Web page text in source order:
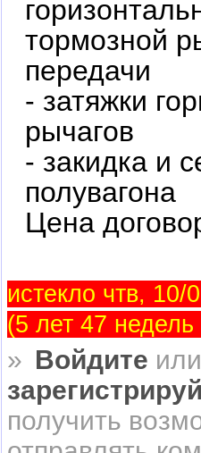
тормозной
передачи
- затяжки
рычагов
- закидка и
полувагона
Цена
истекло чтв, 10/
(5 лет 47
» Войдите
получить